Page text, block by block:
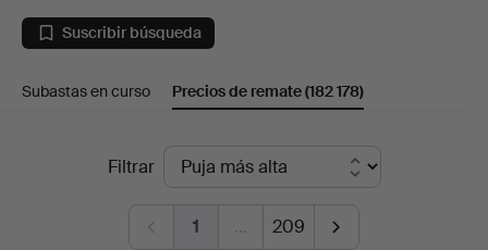
sillones
en
Suecia
Suscribir búsqueda
Subastas en curso Precios de remate(182 178)
Filtrar
1 … 209